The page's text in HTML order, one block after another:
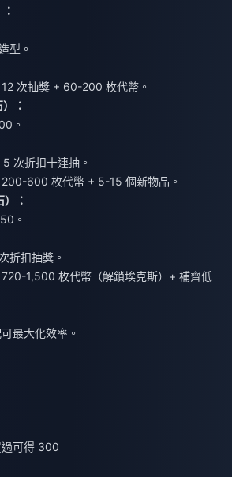
型。
次抽獎 + 60-200 枚代幣。
：
。
次折扣十連抽。
600 枚代幣 + 5-15 個新物品。
：
。
折扣抽獎。
1,500 枚代幣（解鎖埃克斯）+ 補齊低
最大化效率。
可得 300